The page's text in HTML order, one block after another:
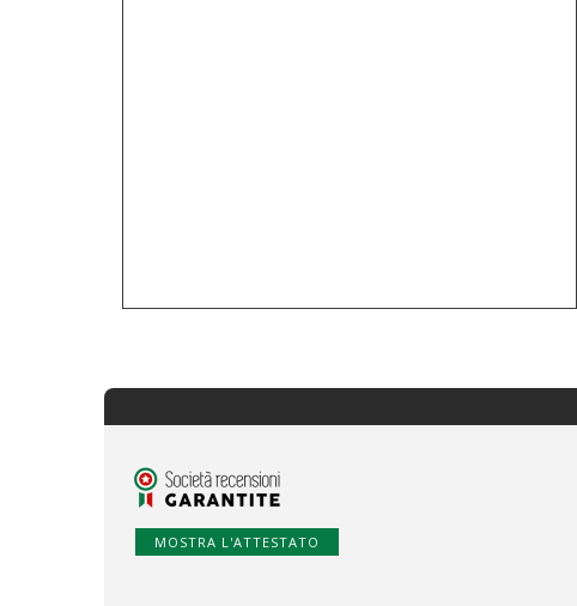
MOSTRA L'ATTESTATO